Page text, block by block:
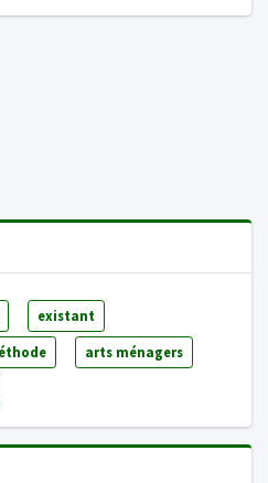
existant
arts ménagers